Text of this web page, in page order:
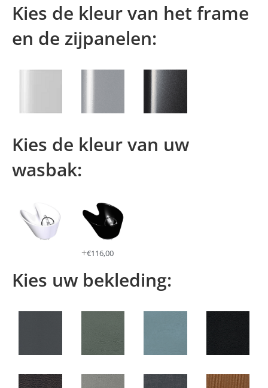
Kies de kleur van het frame
en de zijpanelen:
Kies de kleur van uw
wasbak:
+€116,00
Kies uw bekleding: